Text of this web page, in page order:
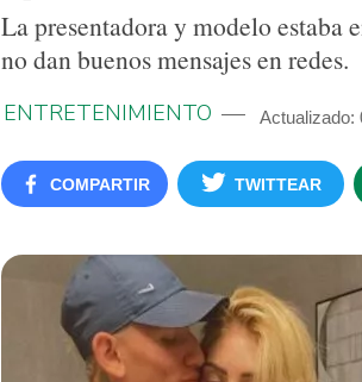
La presentadora y modelo estaba
no dan buenos mensajes en redes.
ENTRETENIMIENTO Actualizado:
COMPARTIR TWITTEAR